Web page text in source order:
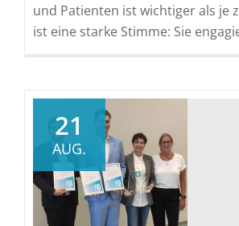
und Patienten ist wichtiger als je
ist eine starke Stimme: Sie
21
AUG.